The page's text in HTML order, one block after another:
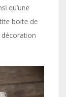
qu’une
boite de
décoration